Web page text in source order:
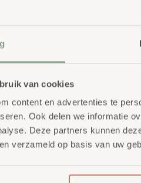
van cookies
content en advertenties te
Ook delen we informatie
Deze partners kunnen
verzameld op basis van uw
en een gebogen stuur voor
perfect voor gebruik in
speeltuinen, campings,
voertuigen worden volledig